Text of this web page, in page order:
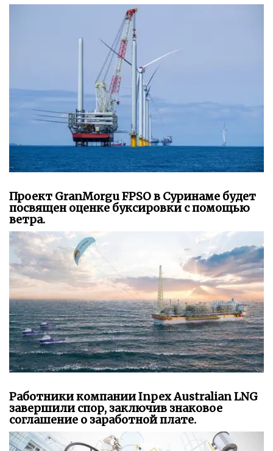
Проект GranMorgu FPSO в Суринаме будет
посвящен оценке буксировки с помощью
ветра.
Работники компании Inpex Australian LNG
завершили спор, заключив знаковое
соглашение о заработной плате.